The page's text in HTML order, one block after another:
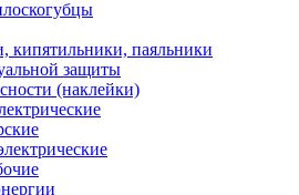
кипятильники, паяльники
защиты
(наклейки)